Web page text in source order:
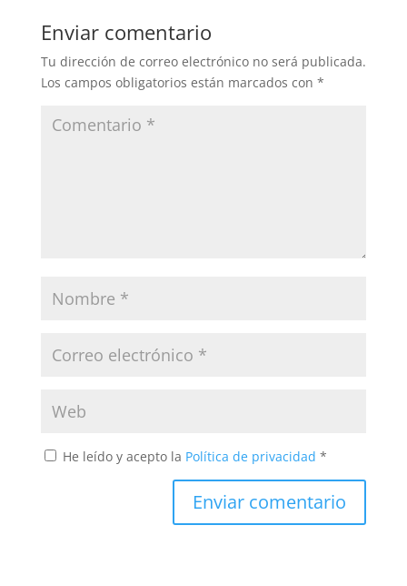
b
o
o
dI
n
ar
tir
Enviar comentario
Tu dirección de correo electrónico no será publicada.
Los campos obligatorios están marcados con *
He leído y acepto la Política de privacidad *